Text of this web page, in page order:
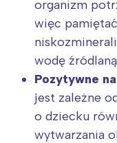
organizm
więc
wodę
Pozytywne
jest zależne
o dziecku
wytwarzania